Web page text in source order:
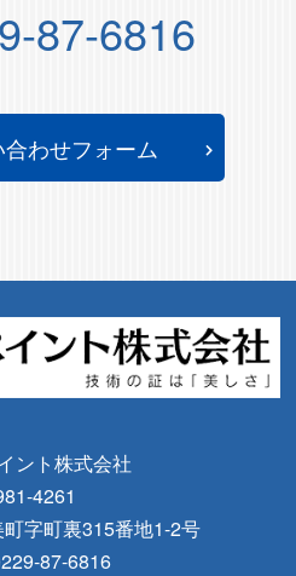
87-6816
わせフォーム
ント株式会社
4261
字町裏315番地1-2号
87-6816